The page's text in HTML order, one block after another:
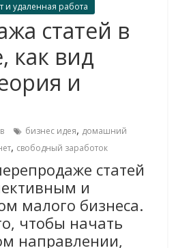
и удаленная работа
статей в
как вид
и
бизнес идея, домашний
, свободный заработок
статей
и
малого бизнеса.
чтобы начать
направлении,